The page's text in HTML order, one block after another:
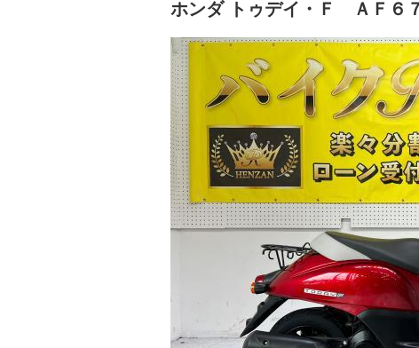
ホンダ トゥデイ・Ｆ ＡＦ